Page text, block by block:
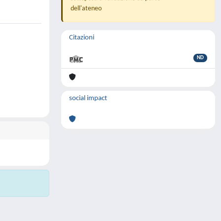
dell'ateneo
Citazioni
ND
social impact